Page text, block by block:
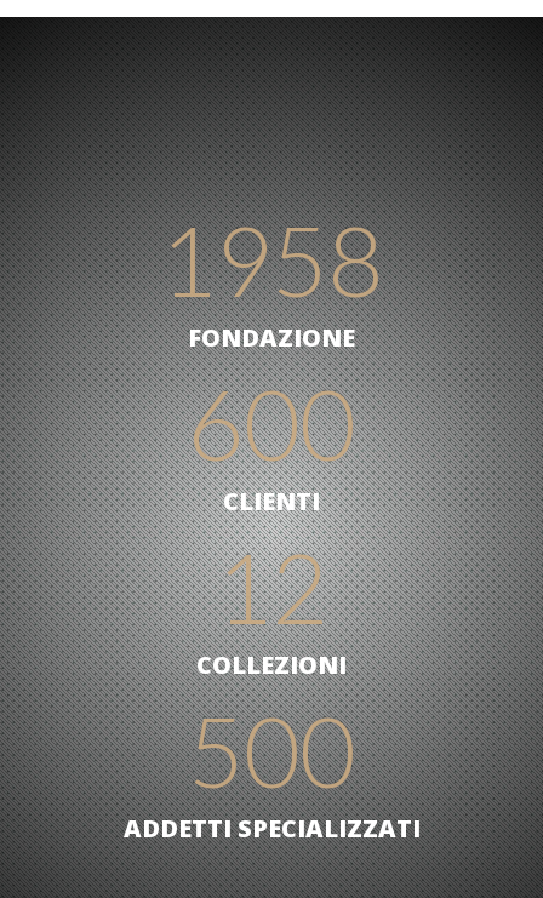
1958
FONDAZIONE
600
CLIENTI
12
COLLEZIONI
500
ADDETTI SPECIALIZZATI